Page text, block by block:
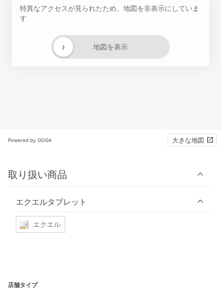
特異なアクセスが見られたため、地図を非表示にしていま
す
地図を表示
›
Powered by GOGA 大きな地図
取り扱い商品
エクエルタブレット
エクエル
店舗タイプ